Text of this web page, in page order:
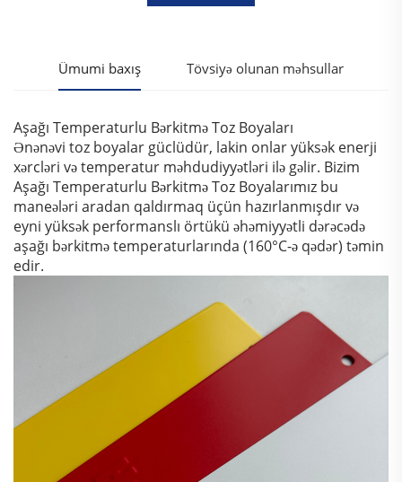
Ümumi baxış Tövsiyə olunan məhsullar
Aşağı Temperaturlu Bərkitmə Toz Boyaları
Ənənəvi toz boyalar güclüdür, lakin onlar yüksək enerji
xərcləri və temperatur məhdudiyyətləri ilə gəlir. Bizim
Aşağı Temperaturlu Bərkitmə Toz Boyalarımız bu
maneələri aradan qaldırmaq üçün hazırlanmışdır və
eyni yüksək performanslı örtükü əhəmiyyətli dərəcədə
aşağı bərkitmə temperaturlarında (160°C-ə qədər) təmin
edir.